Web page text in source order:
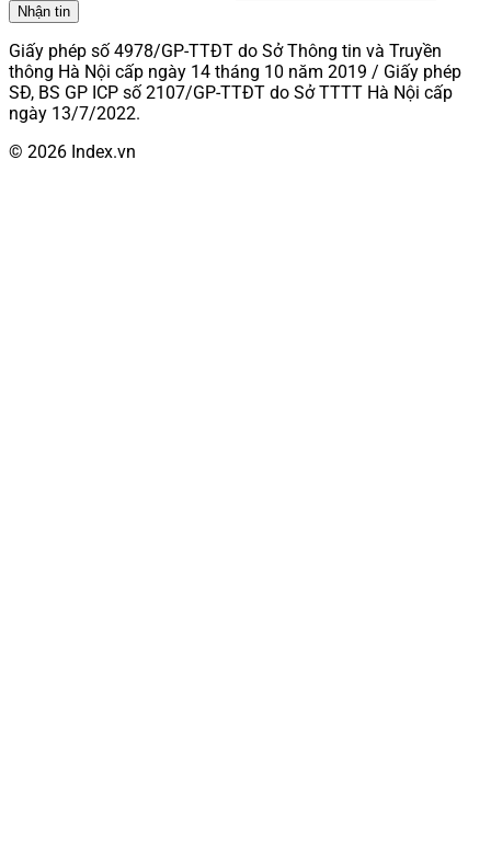
Nhận tin
Giấy phép số 4978/GP-TTĐT do Sở Thông tin và Truyền
thông Hà Nội cấp ngày 14 tháng 10 năm 2019 / Giấy phép
SĐ, BS GP ICP số 2107/GP-TTĐT do Sở TTTT Hà Nội cấp
ngày 13/7/2022.
© 2026 Index.vn